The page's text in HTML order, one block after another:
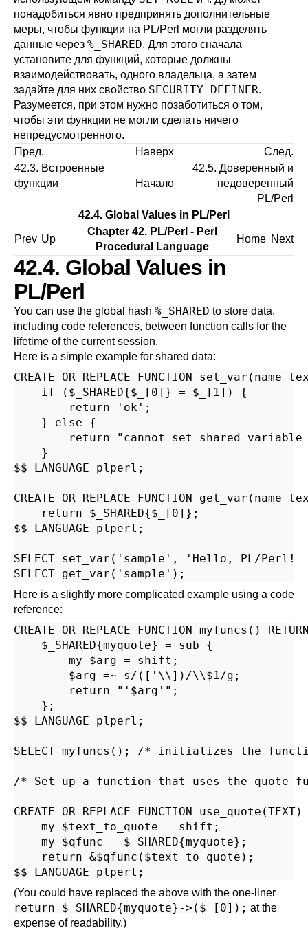
понадобиться явно предпринять дополнительные
меры, чтобы функции на PL/Perl могли разделять
данные через %_SHARED. Для этого сначала
установите для функций, которые должны
взаимодействовать, одного владельца, а затем
задайте для них свойство SECURITY DEFINER.
Разумеется, при этом нужно позаботиться о том,
чтобы эти функции не могли сделать ничего
непредусмотренного.
Пред.
Наверх
След.
42.3. Встроенные
функции
Начало
42.5. Доверенный и
недоверенный
PL/Perl
42.4. Global Values in PL/Perl
Prev Up
Chapter 42. PL/Perl - Perl
Procedural Language
Home Next
42.4. Global Values in
PL/Perl
You can use the global hash %_SHARED to store data,
including code references, between function calls for the
lifetime of the current session.
Here is a simple example for shared data:
CREATE OR REPLACE FUNCTION
    if ($_SHARED{$_[0]} = $_[1]) {
        return 'ok';
    } else {
return "cannot set shared variable
    }
$$ LANGUAGE plperl;
CREATE OR REPLACE FUNCTION get_var(name
    return $_SHARED{$_[0]};
$$ LANGUAGE plperl;
SELECT set_var('sample', 'Hello, PL/
Here is a slightly more complicated example using a code
reference:
CREATE OR REPLACE FUNCTION myfuncs()
    $_SHARED{myquote} = sub {
        my $arg = shift;
        $arg =~ s/(['\\])/\\$1/g;
        return "'$arg'";
    };
$$ LANGUAGE plperl;
SELECT myfuncs(); /* initializes the
/* Set up a function that uses the quote
CREATE OR REPLACE FUNCTION
    my $text_to_quote = shift;
    my $qfunc = $_SHARED{myquote};
    return &$qfunc($text_to_quote);
(You could have replaced the above with the one-liner
return $_SHARED{myquote}->($_[0]); at the
expense of readability.)